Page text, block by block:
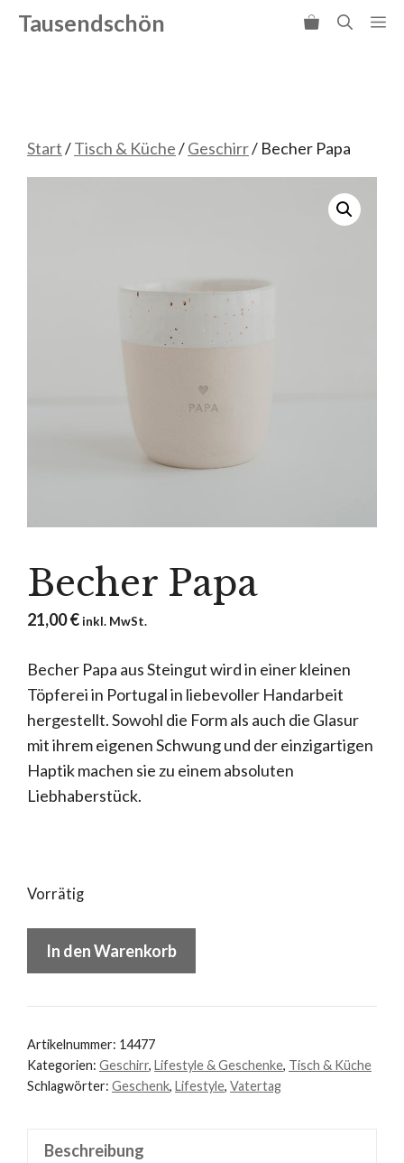
Zum
Inhalt
Tausendschön
Start/Tisch & Küche/Geschirr/ Becher Papa
Becher Papa
21,00€ inkl. MwSt.
Becher Papa aus Steingut wird in einer kleinen
Töpferei in Portugal in liebevoller Handarbeit
hergestellt. Sowohl die Form als auch die Glasur
mit ihrem eigenen Schwung und der einzigartigen
Haptik machen sie zu einem absoluten
Liebhaberstück.
Vorrätig
Becher
In den Warenkorb
Artikelnummer: 14477
Kategorien: Geschirr, Lifestyle & Geschenke, Tisch & Küche
Schlagwörter: Geschenk, Lifestyle, Vatertag
Beschreibung